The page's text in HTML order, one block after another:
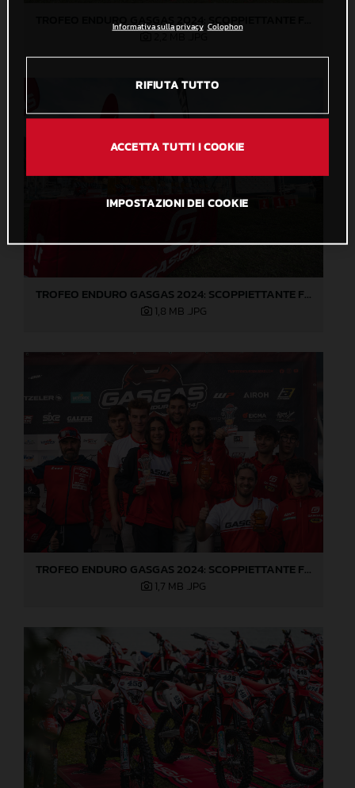
TROFEO ENDURO GASGAS 2024: SCOPPIETTANTE FINALE DI STAGIONE A LOVERE!
1,8 MB .JPG
TROFEO ENDURO GASGAS 2024: SCOPPIETTANTE FINALE DI STAGIONE A LOVERE!
1,7 MB .JPG
Informativa sulla privacy Colophon
RIFIUTA TUTTO
ACCETTA TUTTI I COOKIE
IMPOSTAZIONI DEI COOKIE